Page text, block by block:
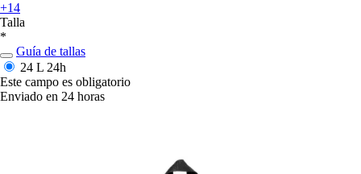
+14
Talla
*
Guía de tallas
24 L 24h
Este campo es obligatorio
Enviado en 24 horas